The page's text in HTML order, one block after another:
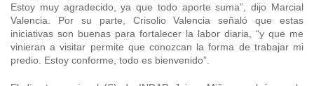
Estoy muy agradecido, ya que todo aporte suma”, dijo Marcial
Valencia. Por su parte, Crisolio Valencia señaló que estas
iniciativas son buenas para fortalecer la labor diaria, “y que me
vinieran a visitar permite que conozcan la forma de trabajar mi
predio. Estoy conforme, todo es bienvenido”.